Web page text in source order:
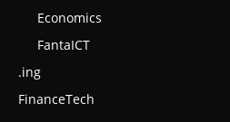
Economics
FantaICT
.ing
FinanceTech